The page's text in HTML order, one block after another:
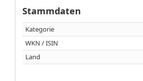
Stammdaten
Kategorie
WKN / ISIN
Land